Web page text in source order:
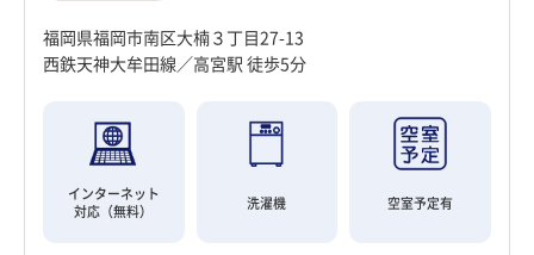
福岡県福岡市南区大楠３丁目27-13
西鉄天神大牟田線／高宮駅 徒歩5分
インターネット
対応（無料）
洗濯機 空室予定有